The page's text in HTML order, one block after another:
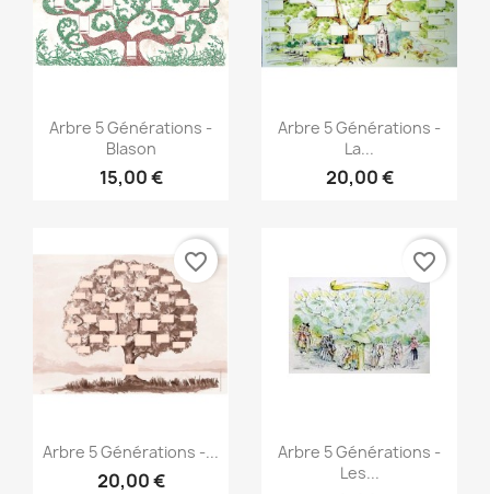
Aperçu rapide
Arbre 5 Générations -
Blason
15,00 €
Aperçu rapide
Arbre 5 Générations -
La...
20,00 €
Aperçu rapide
Arbre 5 Générations -...
20,00 €
favorite_border
Aperçu rapide
Arbre 5 Générations -
Les...
favorite_border